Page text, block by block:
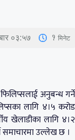
०३:५७ 1 मिनेट
अनुबन्ध गर्ने
लागि ४।५ करोड
खेलाडीका लागि ४।२
समाचारमा उल्लेख छ ।